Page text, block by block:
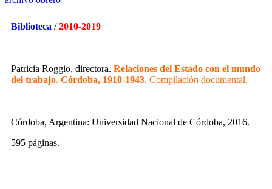
Biblioteca /2010-2019
Patricia Roggio, directora. Relaciones del Estado con el mundo
del trabajo. Córdoba, 1910-1943. Compilación documental.
Córdoba, Argentina: Universidad Nacional de Córdoba, 2016.
595 páginas.